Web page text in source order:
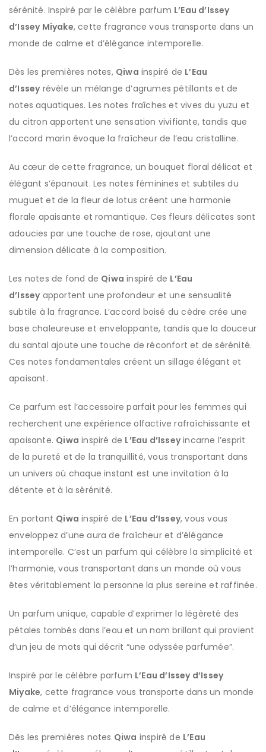
sérénité. Inspiré par le célèbre parfum L’Eau d’Issey
d’Issey Miyake, cette fragrance vous transporte dans un
monde de calme et d’élégance intemporelle.
Dès les premières notes, Qiwa inspiré de L’Eau
d’Isseyrévèle un mélange d’agrumes pétillants et de
notes aquatiques. Les notes fraîches et vives du yuzu et
du citron apportent une sensation vivifiante, tandis que
l’accord marin évoque la fraîcheur de l’eau cristalline.
Au cœur de cette fragrance, un bouquet floral délicat et
élégant s’épanouit. Les notes féminines et subtiles du
muguet et de la fleur de lotus créent une harmonie
florale apaisante et romantique. Ces fleurs délicates sont
adoucies par une touche de rose, ajoutant une
dimension délicate à la composition.
Les notes de fond de Qiwa inspiré de L’Eau
d’Isseyapportent une profondeur et une sensualité
subtile à la fragrance. L’accord boisé du cèdre crée une
base chaleureuse et enveloppante, tandis que la douceur
du santal ajoute une touche de réconfort et de sérénité.
Ces notes fondamentales créent un sillage élégant et
apaisant.
Ce parfum est l’accessoire parfait pour les femmes qui
recherchent une expérience olfactive rafraîchissante et
apaisante. Qiwa inspiré de L’Eau d’Isseyincarne l’esprit
de la pureté et de la tranquillité, vous transportant dans
un univers où chaque instant est une invitation à la
détente et à la sérénité.
En portant Qiwa inspiré de L’Eau d’Issey, vous vous
enveloppez d’une aura de fraîcheur et d’élégance
intemporelle. C’est un parfum qui célèbre la simplicité et
l’harmonie, vous transportant dans un monde où vous
êtes véritablement la personne la plus sereine et raffinée.
Un parfum unique, capable d’exprimer la légèreté des
pétales tombés dans l’eau et un nom brillant qui provient
d’un jeu de mots qui décrit “une odyssée parfumée”.
Inspiré par le célèbre parfum L’Eau d’Issey d’Issey
Miyake, cette fragrance vous transporte dans un monde
de calme et d’élégance intemporelle.
Dès les premières notes Qiwa inspiré de L’Eau